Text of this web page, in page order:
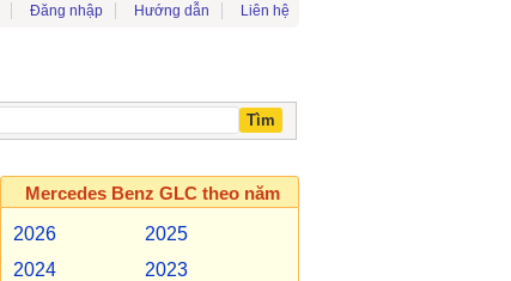
Đăng nhập Hướng dẫn Liên hệ
Mercedes Benz GLC theo năm
2026
2025
2024
2023